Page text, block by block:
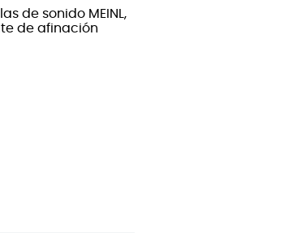
de sonido MEINL,
de afinación